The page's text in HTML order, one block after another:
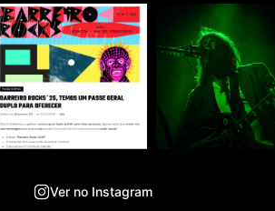
Ver no Instagram